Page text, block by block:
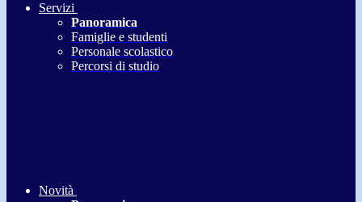
Servizi
Panoramica
Famiglie e studenti
Personale scolastico
Percorsi di studio
Novità